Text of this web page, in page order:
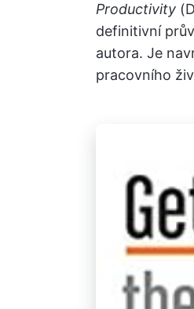
Productivity
definitivní
autora. Je
pracovního